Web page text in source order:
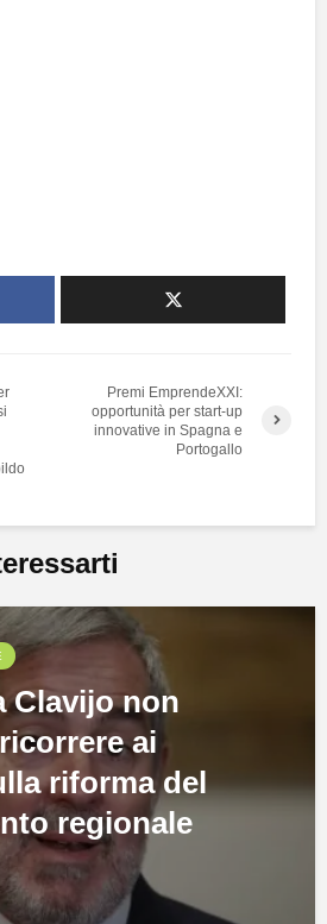
Premi EmprendeXXI:
opportunità per start-up
innovative in Spagna e
Portogallo
Clavijo non
ai
riforma del
regionale